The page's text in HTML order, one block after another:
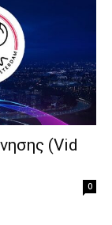
(Vid
0